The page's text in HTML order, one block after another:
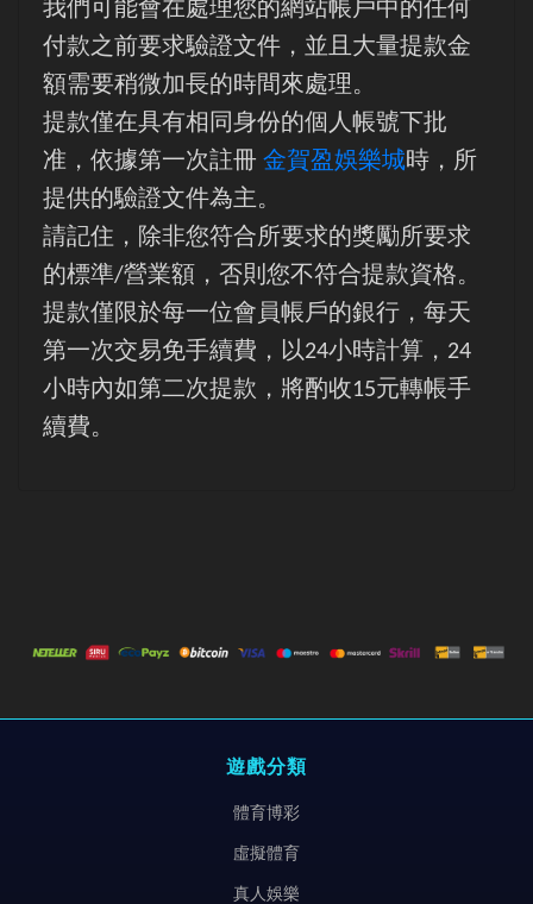
我們可能會在處理您的網站帳戶中的任何
付款之前要求驗證文件，並且大量提款金
額需要稍微加長的時間來處理。
提款僅在具有相同身份的個人帳號下批
准，依據第一次註冊 金賀盈娛樂城時，所
提供的驗證文件為主。
請記住，除非您符合所要求的獎勵所要求
的標準/營業額，否則您不符合提款資格。
提款僅限於每一位會員帳戶的銀行，每天
第一次交易免手續費，以24小時計算，24
小時內如第二次提款，將酌收15元轉帳手
續費。
遊戲分類
體育博彩
虛擬體育
真人娛樂